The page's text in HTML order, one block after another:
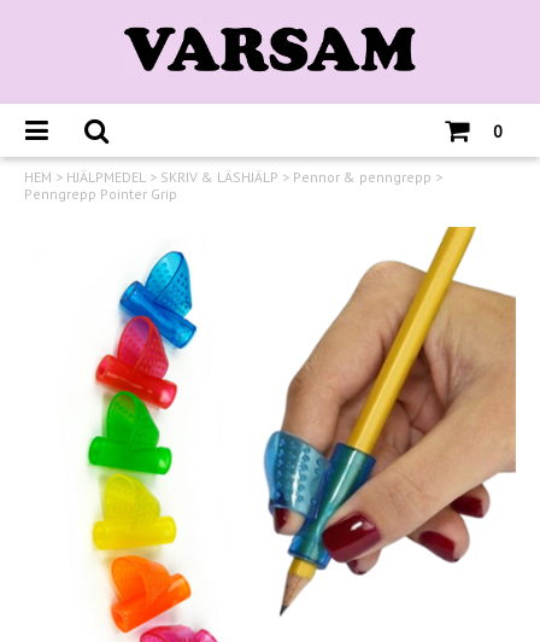
0
HEM > HJÄLPMEDEL > SKRIV & LÄSHJÄLP > Pennor & penngrepp >
Penngrepp Pointer Grip